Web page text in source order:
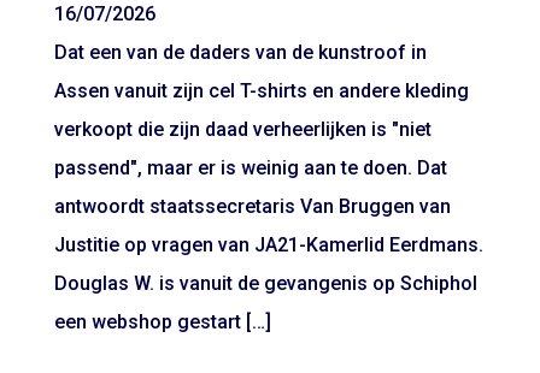
16/07/2026
Dat een van de daders van de kunstroof in
Assen vanuit zijn cel T-shirts en andere kleding
verkoopt die zijn daad verheerlijken is "niet
passend", maar er is weinig aan te doen. Dat
antwoordt staatssecretaris Van Bruggen van
Justitie op vragen van JA21-Kamerlid Eerdmans.
Douglas W. is vanuit de gevangenis op Schiphol
een webshop gestart […]